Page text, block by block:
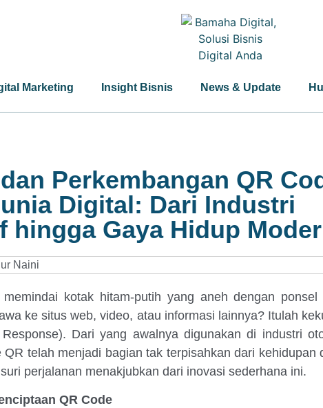
Marketing Insight Bisnis News & Update
Perkembangan QR
Digital: Dari Industri
hingga Gaya Hidup
Naini
memindai kotak hitam-putih yang aneh dengan ponsel
ke situs web, video, atau informasi lainnya? Itulah
Dari yang awalnya digunakan di industri
telah menjadi bagian tak terpisahkan dari kehidupan
perjalanan menakjubkan dari inovasi sederhana ini.
QR Code